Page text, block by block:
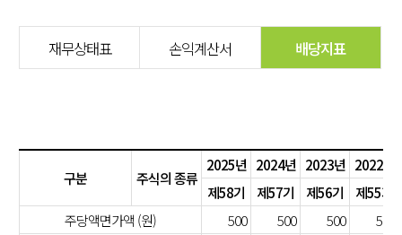
재무상태표 손익계산서 배당지표
구분 주식의 종류
2025년 2024년 2023년 2022년
제58기
제57기 제56기
제55기
주당액면가액 (원)
500 500 500
500